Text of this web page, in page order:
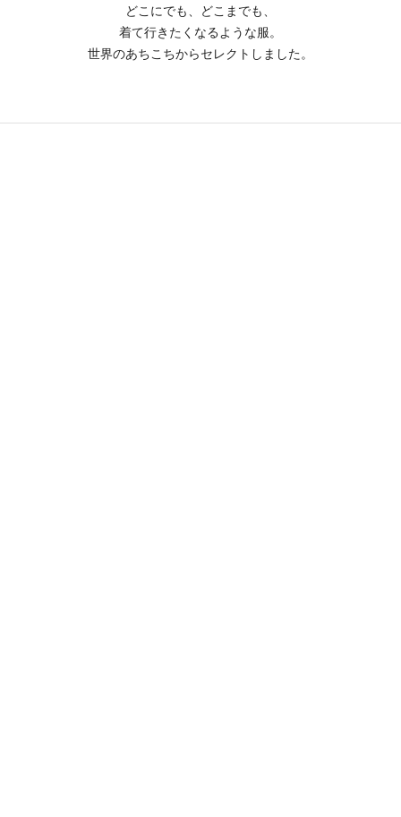
どこにでも、どこまでも、
着て行きたくなるような服。
世界のあちこちからセレクトしました。